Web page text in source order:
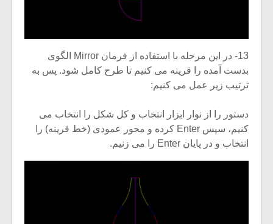
13- در این مرحله با استفاده از فرمان Mirror الگوی
بدست آمده را قرینه می کنیم تا طرح کامل شود. پس به
ترتیب زیر عمل می کنیم:
دستور را از نوار ابزار انتخاب و کل شکل را انتخاب می
کنیم، سپس Enter کرده و محور عمودی (خط قرینه) را
انتخاب و در پایان Enter را می زنیم.